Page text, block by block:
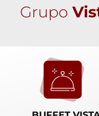
Grupo